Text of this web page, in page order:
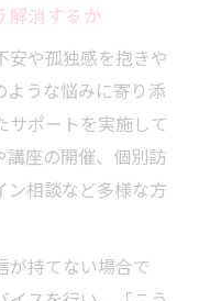
解消するか
安や孤独感を抱きや
ような悩みに寄り添
サポートを実施して
講座の開催、個別訪
ン相談など多様な方
が持てない場合で